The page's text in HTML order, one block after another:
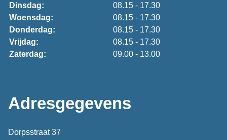
Dinsdag:
08.15 - 17.30
Woensdag:
08.15 - 17.30
Donderdag:
08.15 - 17.30
Vrijdag:
08.15 - 17.30
Zaterdag:
09.00 - 13.00
Adresgegevens
Dorpsstraat 37